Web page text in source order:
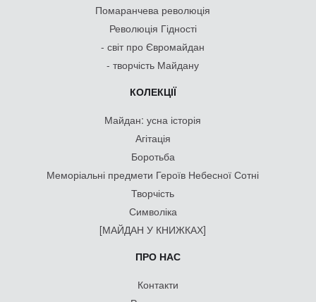
Помаранчева революція
Революція Гідності
- світ про Євромайдан
- творчість Майдану
КОЛЕКЦІЇ
Майдан: усна історія
Агітація
Боротьба
Меморіальні предмети Героїв Небесної Сотні
Творчість
Символіка
[МАЙДАН У КНИЖКАХ]
ПРО НАС
Контакти